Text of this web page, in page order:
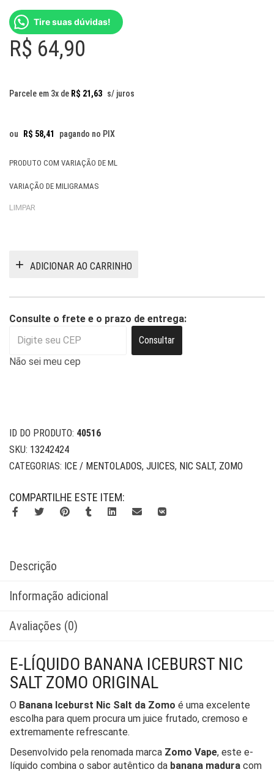
Tire suas dúvidas!
R$ 64,90
Parcele em 3x de R$ 21,63 s/ juros
ou R$ 58,41 pagando no PIX
PRODUTO COM VARIAÇÃO DE ML
VARIAÇÃO DE MILIGRAMAS
LIMPAR
ADICIONAR AO CARRINHO
Consulte o frete e o prazo de entrega:
Consultar
Não sei meu cep
ID DO PRODUTO: 40516
SKU: 13242424
CATEGORIAS: ICE / MENTOLADOS, JUICES, NIC SALT, ZOMO
COMPARTILHE ESTE ITEM:
Descrição
Informação adicional
Avaliações (0)
E-LÍQUIDO BANANA ICEBURST NIC
SALT ZOMO ORIGINAL
O Banana Iceburst Nic Salt da Zomo é uma excelente
escolha para quem procura um juice frutado, cremoso e
extremamente refrescante.
Desenvolvido pela renomada marca Zomo Vape, este e-
líquido combina o sabor autêntico da banana madura com